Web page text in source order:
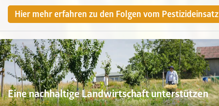
Hier mehr erfahren zu den Folgen vom
Eine nachhaltige Landwirtschaft unterstützen